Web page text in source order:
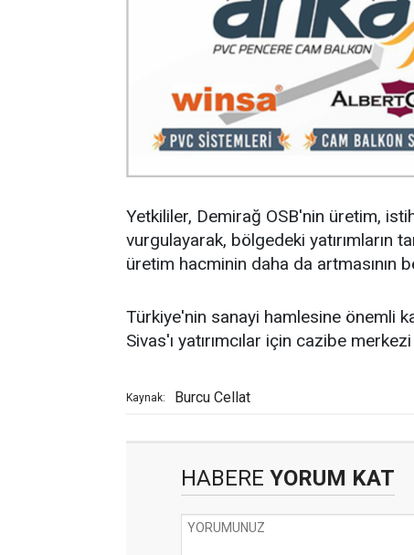
Yetkililer, Demirağ OSB'nin üretim,
vurgulayarak, bölgedeki yatırımların
üretim hacminin daha da artmasının
Türkiye'nin sanayi hamlesine önemli
Sivas'ı yatırımcılar için cazibe
Kaynak: Burcu Cellat
HABERE YORUM KAT